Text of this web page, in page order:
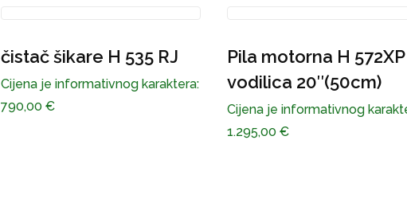
Pila motorna H 572XP –
vodilica 20″(50cm)
Cijena je informativnog karaktera:
Pila motorna H 592XP
Cijena je informativnog
1.735,00 €